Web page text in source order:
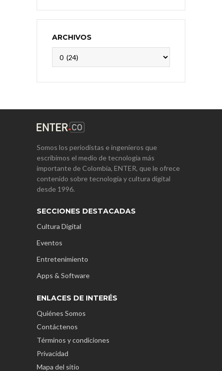
ARCHIVOS
Somos los periodistas e ingenieros que
escribimos el medio de tecnología más
importante de Colombia, ENTER, que le ofrece
contenido sobre tecnología y cultura digital
desde 1996.
SECCIONES DESTACADAS
Cultura Digital
Eventos
Entretenimiento
Apps & Software
ENLACES DE INTERÉS
Quiénes Somos
Contáctenos
Términos y condiciones
Privacidad
Mapa del sitio